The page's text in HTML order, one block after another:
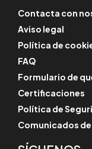
Contacta con
Aviso legal
Política de
FAQ
Formulario de
Certificaciones
Política de
Comunicados